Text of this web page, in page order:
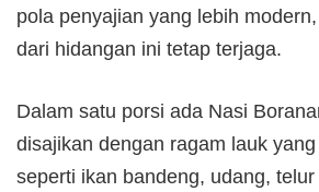
pola penyajian yang lebih
dari hidangan ini tetap terjaga.
Dalam satu porsi ada Nasi
disajikan dengan ragam lauk
seperti ikan bandeng, udang,